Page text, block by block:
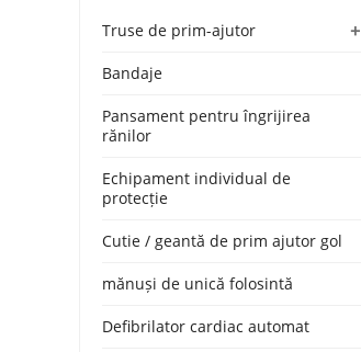
+
Truse de prim-ajutor
Bandaje
Pansament pentru îngrijirea
rănilor
Echipament individual de
protecție
Cutie / geantă de prim ajutor gol
mănuși de unică folosintă
Defibrilator cardiac automat